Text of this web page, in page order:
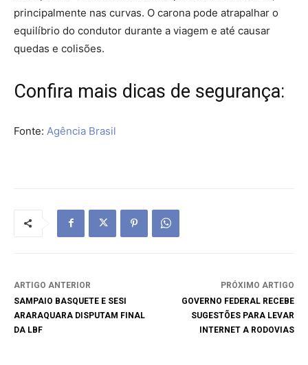
principalmente nas curvas. O carona pode atrapalhar o
equilíbrio do condutor durante a viagem e até causar
quedas e colisões.
Confira mais dicas de segurança:
Fonte: Agência Brasil
ARTIGO ANTERIOR
SAMPAIO BASQUETE E SESI
ARARAQUARA DISPUTAM FINAL
DA LBF
PRÓXIMO ARTIGO
GOVERNO FEDERAL RECEBE
SUGESTÕES PARA LEVAR
INTERNET A RODOVIAS